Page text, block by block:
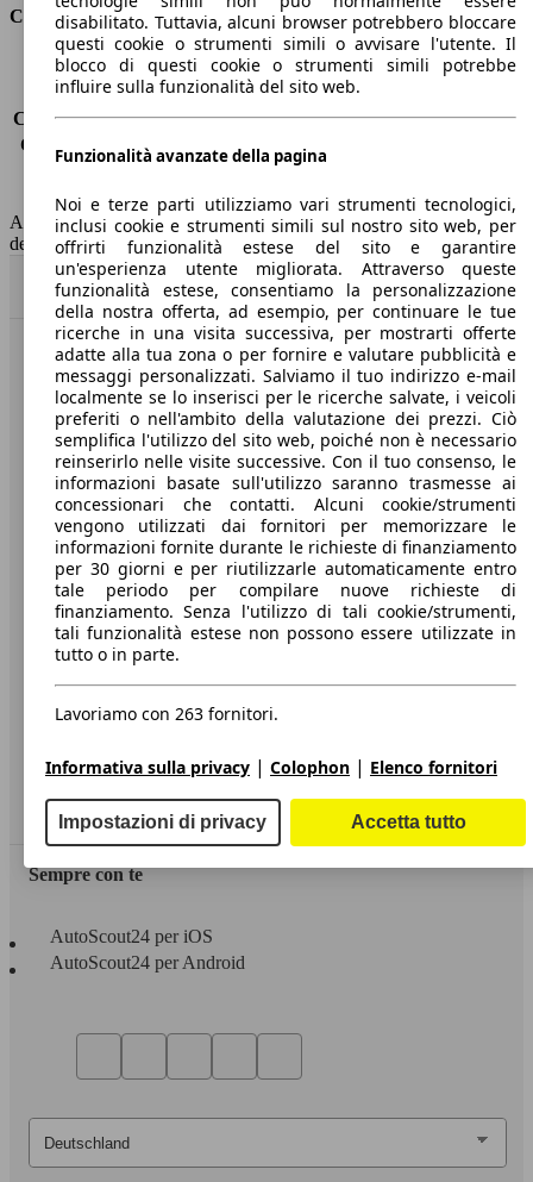
Consumi
Emissioni di CO2*
116 g/km (komb.)
Consumo (urbano)
4.8 l/100km
Consumo (extra-urbano) 4.2 l/100km
Consumo (combinato)*
4.4 l/100km
Capacità del serbatoio
53 l
AutoScout24 non si assume alcuna responsabilità per la correttezza
dei dati.
Torna su
Benvenuti su AutoScout24, il mercato auto europeo.
Società
A proposito di AutoScout24
Stampa
Media
Condizioni generali
Informazioni
Privacy
Dichiarazione di Accessibilità
Servizi
Area rivenditori
Sempre con te
AutoScout24 per iOS
AutoScout24 per Android
disabilitato. Tuttavia, alcuni browser potrebbero bloccare
questi cookie o strumenti simili o avvisare l'utente. Il
blocco di questi cookie o strumenti simili potrebbe
influire sulla funzionalità del sito web.
Funzionalità avanzate della pagina
Noi e terze parti utilizziamo vari strumenti tecnologici,
inclusi cookie e strumenti simili sul nostro sito web, per
offrirti funzionalità estese del sito e garantire
un'esperienza utente migliorata. Attraverso queste
funzionalità estese, consentiamo la personalizzazione
della nostra offerta, ad esempio, per continuare le tue
ricerche in una visita successiva, per mostrarti offerte
adatte alla tua zona o per fornire e valutare pubblicità e
messaggi personalizzati. Salviamo il tuo indirizzo e-mail
localmente se lo inserisci per le ricerche salvate, i veicoli
preferiti o nell'ambito della valutazione dei prezzi. Ciò
semplifica l'utilizzo del sito web, poiché non è necessario
reinserirlo nelle visite successive. Con il tuo consenso, le
informazioni basate sull'utilizzo saranno trasmesse ai
concessionari che contatti. Alcuni cookie/strumenti
vengono utilizzati dai fornitori per memorizzare le
informazioni fornite durante le richieste di finanziamento
per 30 giorni e per riutilizzarle automaticamente entro
tale periodo per compilare nuove richieste di
finanziamento. Senza l'utilizzo di tali cookie/strumenti,
tali funzionalità estese non possono essere utilizzate in
tutto o in parte.
Lavoriamo con 263 fornitori.
Informativa sulla privacy | Colophon | Elenco fornitori
Impostazioni di privacy Accetta tutto